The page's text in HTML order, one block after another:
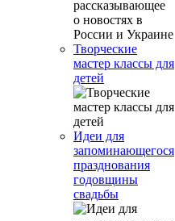
Творческие
мастер классы для
детей
Идеи для
запоминающегося
празднования
годовщины
свадьбы